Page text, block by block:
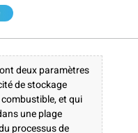
deux paramètres
de stockage
et qui
une plage
processus de